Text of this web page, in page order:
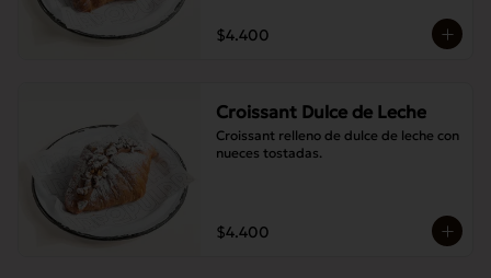
$4.400
Croissant Dulce de Leche
Croissant relleno de dulce de leche con
nueces tostadas.
$4.400